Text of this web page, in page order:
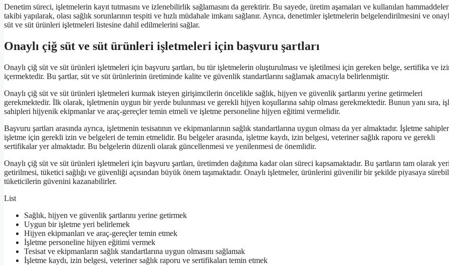
Denetim süreci, işletmelerin kayıt tutmasını ve izlenebilirlik sağlamasını da gerektirir. Bu sayede, üretim aşamaları ve kullanılan
takibi yapılarak, olası sağlık sorunlarının tespiti ve hızlı müdahale imkanı sağlanır. Ayrıca, denetimler işletmelerin belgelendirilmesini ve
süt ve süt ürünleri işletmeleri listesine dahil edilmelerini sağlar.
Onaylı çiğ süt ve süt ürünleri işletmeleri için başvuru şartları
Onaylı çiğ süt ve süt ürünleri işletmeleri için başvuru şartları, bu tür işletmelerin oluşturulması ve işletilmesi için gereken belge, sertifika ve
içermektedir. Bu şartlar, süt ve süt ürünlerinin üretiminde kalite ve güvenlik standartlarını sağlamak amacıyla belirlenmiştir.
Onaylı çiğ süt ve süt ürünleri işletmeleri kurmak isteyen girişimcilerin öncelikle sağlık, hijyen ve güvenlik şartlarını yerine getirmeleri
gerekmektedir. İlk olarak, işletmenin uygun bir yerde bulunması ve gerekli hijyen koşullarına sahip olması gerekmektedir. Bunun yanı sıra,
sahipleri hijyenik ekipmanlar ve araç-gereçler temin etmeli ve işletme personeline hijyen eğitimi vermelidir.
Başvuru şartları arasında ayrıca, işletmenin tesisatının ve ekipmanlarının sağlık standartlarına uygun olması da yer almaktadır. İşletme
işletme için gerekli izin ve belgeleri de temin etmelidir. Bu belgeler arasında, işletme kaydı, izin belgesi, veteriner sağlık raporu ve gerekli
sertifikalar yer almaktadır. Bu belgelerin düzenli olarak güncellenmesi ve yenilenmesi de önemlidir.
Onaylı çiğ süt ve süt ürünleri işletmeleri için başvuru şartları, üretimden dağıtıma kadar olan süreci kapsamaktadır. Bu şartların tam olarak
getirilmesi, tüketici sağlığı ve güvenliği açısından büyük önem taşımaktadır. Onaylı işletmeler, ürünlerini güvenilir bir şekilde piyasaya
tüketicilerin güvenini kazanabilirler.
List
Sağlık, hijyen ve güvenlik şartlarını yerine getirmek
Uygun bir işletme yeri belirlemek
Hijyen ekipmanları ve araç-gereçler temin etmek
İşletme personeline hijyen eğitimi vermek
Tesisat ve ekipmanların sağlık standartlarına uygun olmasını sağlamak
İşletme kaydı, izin belgesi, veteriner sağlık raporu ve sertifikaları temin etmek